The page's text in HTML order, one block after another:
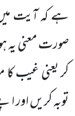
ہے کہ آیت
صورت معنی یہ
کر یعنی غیب
توبہ کریں اور